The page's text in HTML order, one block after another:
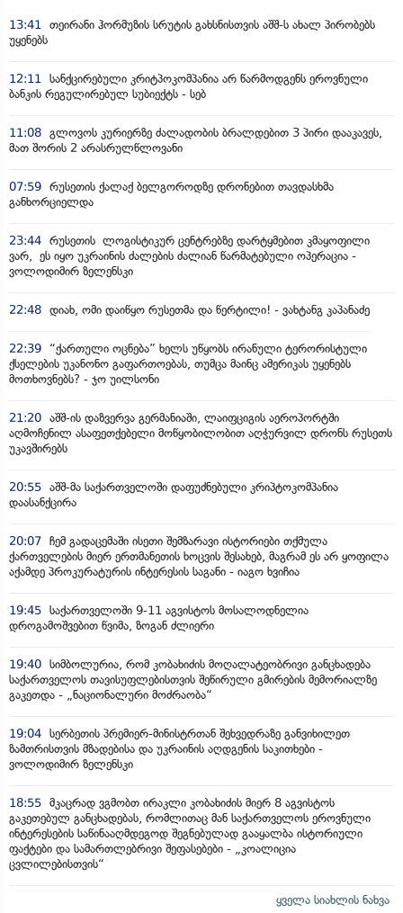
13:41 თეირანი ჰორმუზის სრუტის გახსნისთვის აშშ-ს ახალ პირობებს
უყენებს
12:11 სანქცირებული კრიტპოკომპანია არ წარმოდგენს ეროვნული
ბანკის რეგულირებულ სუბიექტს - სებ
11:08 გლოვოს კურიერზე ძალადობის ბრალდებით 3 პირი დააკავეს,
მათ შორის 2 არასრულწლოვანი
07:59 რუსეთის ქალაქ ბელგოროდზე დრონებით თავდასხმა
განხორციელდა
23:44 რუსეთის ლოგისტიკურ ცენტრებზე დარტყმებით კმაყოფილი
ვარ, ეს იყო უკრაინის ძალების ძალიან წარმატებული ოპერაცია -
ვოლოდიმირ ზელენსკი
22:48 დიახ, ომი დაიწყო რუსეთმა და წერტილი! - ვახტანგ კაპანაძე
22:39
“ქართული ოცნება” ხელს უწყობს ირანული ტერორისტული
ქსელების უკანონო გაფართოებას, თუმცა მაინც ამერიკას უყენებს
მოთხოვნებს? - ჯო უილსონი
21:20 აშშ-ის დაზვერვა გერმანიაში, ლაიფციგის აეროპორტში
აღმოჩენილ ასაფეთქებელი მოწყობილობით აღჭურვილ დრონს რუსეთს
უკავშირებს
20:55 აშშ-მა საქართველოში დაფუძნებული კრიპტოკომპანია
დაასანქცირა
20:07 ჩემ გადაცემაში ისეთი შემზარავი ისტორიები თქმულა
ქართველების მიერ ერთმანეთის ხოცვის შესახებ, მაგრამ ეს არ ყოფილა
აქამდე პროკურატურის ინტერესის საგანი - იაგო ხვიჩია
19:45 საქართველოში 9-11 აგვისტოს მოსალოდნელია
დროგამოშვებით წვიმა, ზოგან ძლიერი
19:40 სიმბოლურია, რომ კობახიძის მოღალატეობრივი განცხადება
საქართველოს თავისუფლებისთვის შეწირული გმირების მემორიალზე
გაკეთდა - „ნაციონალური მოძრაობა“
19:04 სერბეთის პრემიერ-მინისტრთან შეხვედრაზე განვიხილეთ
ზამთრისთვის მზადებისა და უკრაინის აღდგენის საკითხები -
ვოლოდიმირ ზელენსკი
18:55 მკაცრად ვგმობთ ირაკლი კობახიძის მიერ 8 აგვისტოს
გაკეთებულ განცხადებას, რომლითაც მან საქართველოს ეროვნული
ინტერესების საწინააღმდეგოდ შეგნებულად გააყალბა ისტორიული
ფაქტები და სამართლებრივი შეფასებები - „კოალიცია
ცვლილებისთვის“
ყველა სიახლის ნახვა